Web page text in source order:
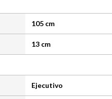
105 cm
13 cm
Ejecutivo